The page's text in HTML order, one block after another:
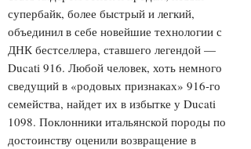
супербайк, более быстрый и легкий,
объединил в себе новейшие технологии с
ДНК бестселлера, ставшего легендой —
Ducati 916. Любой человек, хоть немного
сведущий в «родовых признаках» 916-го
семейства, найдет их в избытке у Ducati
1098. Поклонники итальянской породы по
достоинству оценили возвращение в